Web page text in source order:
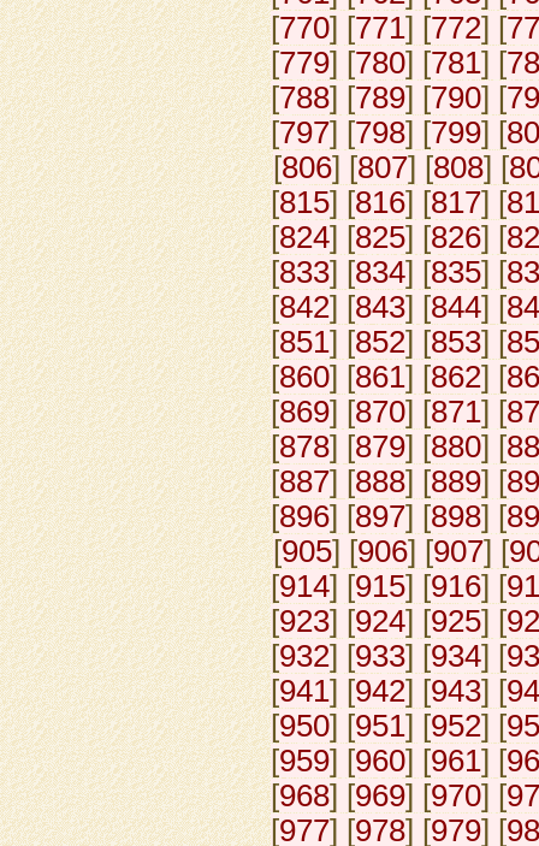
[770] [771] [772] [
[779] [780] [781] [
[788] [789] [790] [
[797] [798] [799] [
[806] [807] [808] [
[815] [816] [817] [
[824] [825] [826] [
[833] [834] [835] [
[842] [843] [844] [
[851] [852] [853] [
[860] [861] [862] [
[869] [870] [871] [
[878] [879] [880] [
[887] [888] [889] [
[896] [897] [898] [
[905] [906] [907] [
[914] [915] [916] [
[923] [924] [925] [
[932] [933] [934] [
[941] [942] [943] [
[950] [951] [952] [
[959] [960] [961] [
[968] [969] [970] [
[977] [978] [979] [